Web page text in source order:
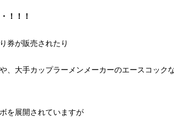
！！！
券が販売されたり
、大手カップラーメンメーカーのエースコック
を展開されていますが